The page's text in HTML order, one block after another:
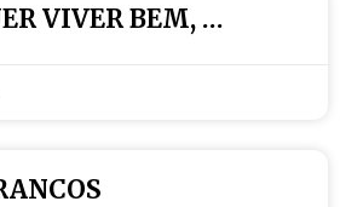
VIVER BEM, …